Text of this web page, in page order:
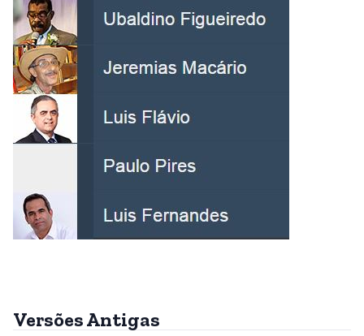
Versões Antigas